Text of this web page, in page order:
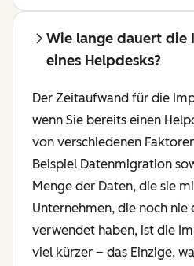
Wie lange dauert die
eines Helpdesks?
Der Zeitaufwand für die
wenn Sie bereits einen
von verschiedenen
Beispiel Datenmigration
Menge der Daten, die sie
Unternehmen, die noch nie
verwendet haben, ist die
viel kürzer – das Einzige,